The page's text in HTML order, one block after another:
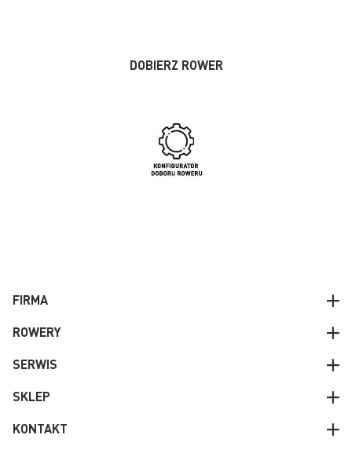
DOBIERZ ROWER
FIRMA
ROWERY
SERWIS
SKLEP
KONTAKT